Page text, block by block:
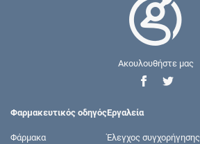
Ακουλουθήστε μας
Φαρμακευτικός οδηγός
Φάρμακα
Εργαλεία
Έλεγχος συγχορήγησης